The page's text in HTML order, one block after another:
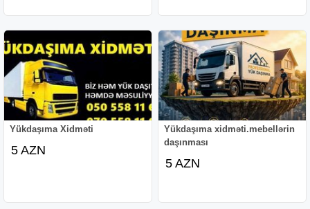
Yükdaşıma Xidməti
5 AZN
Yükdaşıma xidməti.mebellərin
daşınması
5 AZN